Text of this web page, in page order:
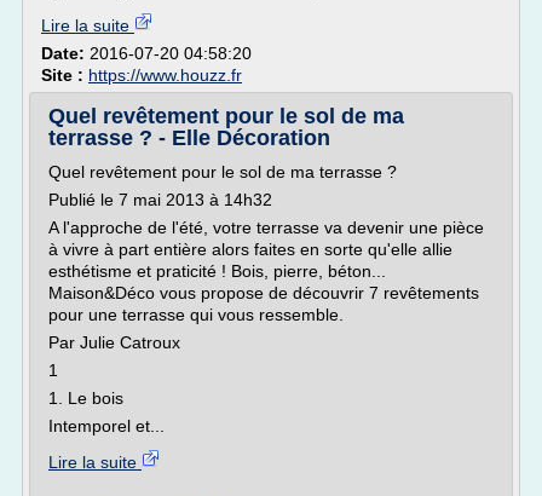
Lire la suite
Date: 2016-07-20 04:58:20
Site : https://www.houzz.fr
Quel revêtement pour le sol de ma
terrasse ? - Elle Décoration
Quel revêtement pour le sol de ma terrasse ?
Publié le 7 mai 2013 à 14h32
A l'approche de l'été, votre terrasse va devenir une pièce
à vivre à part entière alors faites en sorte qu'elle allie
esthétisme et praticité ! Bois, pierre, béton...
Maison&Déco vous propose de découvrir 7 revêtements
pour une terrasse qui vous ressemble.
Par Julie Catroux
1
1. Le bois
Intemporel et...
Lire la suite